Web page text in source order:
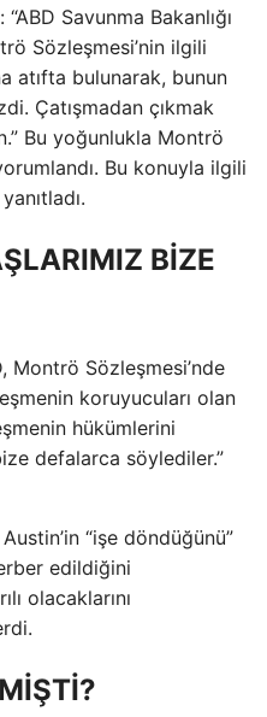
Savunma Bakanlığı
Sözleşmesi’nin ilgili
atıfta bulunarak, bunun
Çatışmadan çıkmak
Bu yoğunlukla Montrö
Bu konuyla ilgili
BİZE
Montrö Sözleşmesi’nde
koruyucuları olan
hükümlerini
defalarca söylediler.”
“işe döndüğünü”
edildiğini
olacaklarını